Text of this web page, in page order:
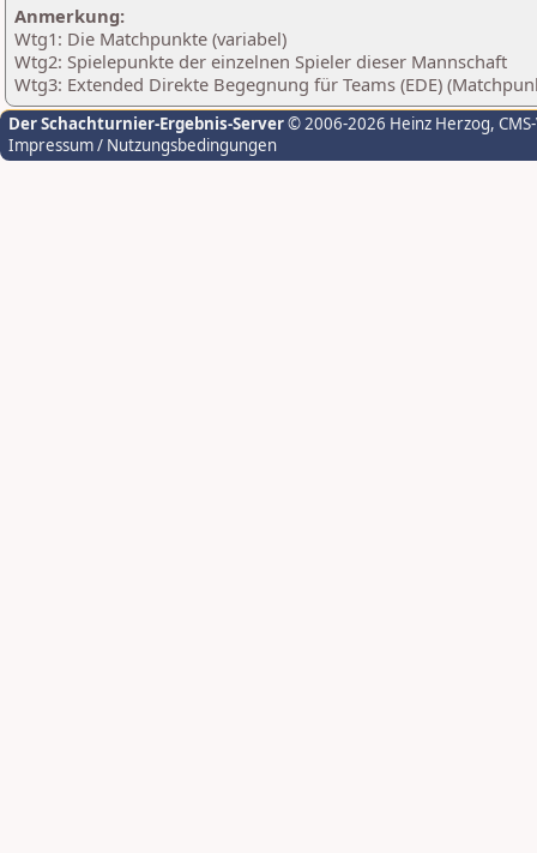
Anmerkung:
Wtg1: Die Matchpunkte (variabel)
Wtg2: Spielepunkte der einzelnen Spieler dieser Mannschaft
Wtg3: Extended Direkte Begegnung für Teams (EDE)
Der Schachturnier-Ergebnis-Server© 2006-2026 Heinz Herzog,
Impressum / Nutzungsbedingungen